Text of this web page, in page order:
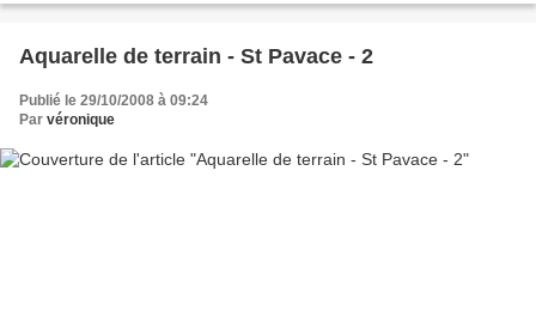
Aquarelle de terrain - St Pavace - 2
Publié le 29/10/2008 à 09:24
Par véronique